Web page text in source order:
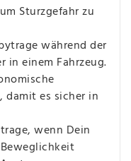
Sturzgefahr zu
während der
in einem Fahrzeug.
damit es sicher in
wenn Dein